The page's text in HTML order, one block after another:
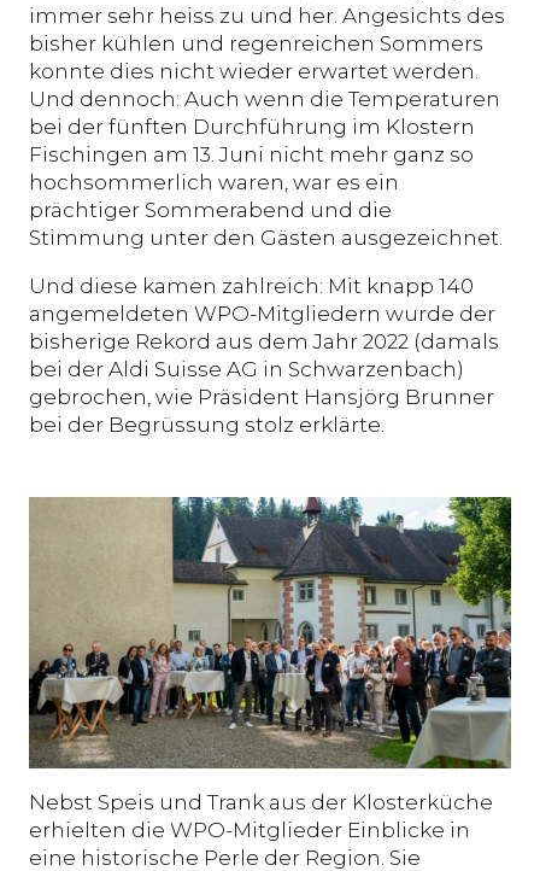
immer sehr heiss zu und her. Angesichts des
bisher kühlen und regenreichen Sommers
konnte dies nicht wieder erwartet werden.
Und dennoch: Auch wenn die Temperaturen
bei der fünften Durchführung im Klostern
Fischingen am 13. Juni nicht mehr ganz so
hochsommerlich waren, war es ein
prächtiger Sommerabend und die
Stimmung unter den Gästen ausgezeichnet.
Und diese kamen zahlreich: Mit knapp 140
angemeldeten WPO-Mitgliedern wurde der
bisherige Rekord aus dem Jahr 2022 (damals
bei der Aldi Suisse AG in Schwarzenbach)
gebrochen, wie Präsident Hansjörg Brunner
bei der Begrüssung stolz erklärte.
Nebst Speis und Trank aus der Klosterküche
erhielten die WPO-Mitglieder Einblicke in
eine historische Perle der Region. Sie